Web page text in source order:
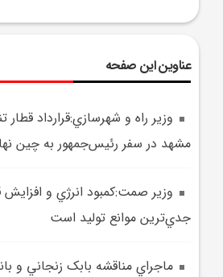
عناوین این صفحه
وزير راه و شهرسازي:قرارداد قطار
مشهد در سفر رئيس‌جمهور به چين
وزير صمت:کمبود انرژي و افزايش
جدي‌ترين موانع توليد است
ماجراي مناقشه بابک زنجاني و